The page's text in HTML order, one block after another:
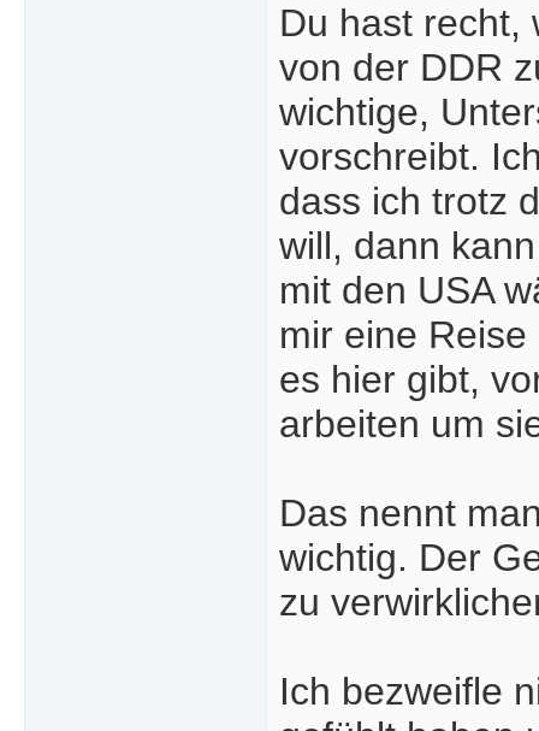
Du hast recht,
von der DDR
wichtige,
vorschreibt.
dass ich trotz
will, dann
mit den USA
mir eine
es hier gibt,
arbeiten um
Das nennt
wichtig. Der
zu
Ich bezweifle